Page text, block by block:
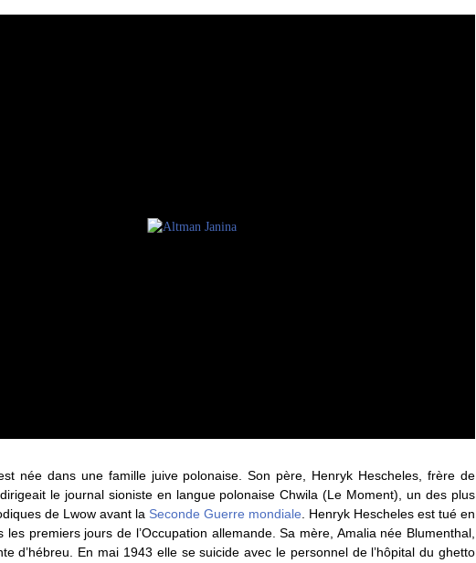
née dans une famille juive polonaise. Son père, Henryk Hescheles, frère de
le journal sioniste en langue polonaise Chwila (Le Moment), un des plus
de Lwow avant la Seconde Guerre mondiale . Henryk Hescheles est tué en
les premiers jours de l’Occupation allemande. Sa mère, Amalia née Blumenthal,
d’hébreu. En mai 1943 elle se suicide avec le personnel de l’hôpital du ghetto